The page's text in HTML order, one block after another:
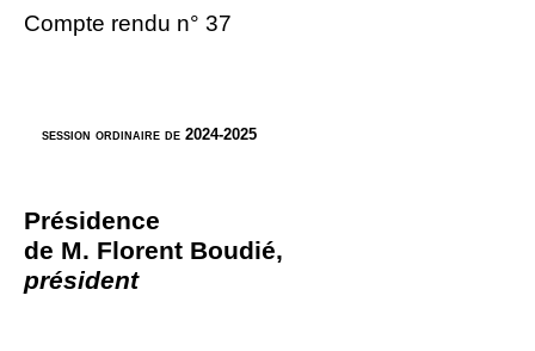
Compte rendu n° 37
session ordinaire de 2024-2025
Présidence
de M. Florent Boudié,
président